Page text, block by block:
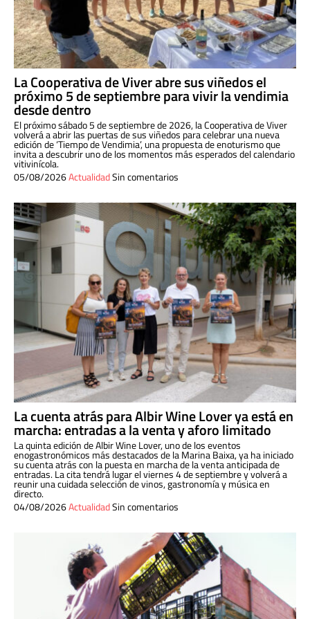
La Cooperativa de Viver abre sus viñedos el
próximo 5 de septiembre para vivir la vendimia
desde dentro
El próximo sábado 5 de septiembre de 2026, la Cooperativa de Viver
volverá a abrir las puertas de sus viñedos para celebrar una nueva
edición de ‘Tiempo de Vendimia’, una propuesta de enoturismo que
invita a descubrir uno de los momentos más esperados del calendario
vitivinícola.
05/08/2026ActualidadSin comentarios
La cuenta atrás para Albir Wine Lover ya está en
marcha: entradas a la venta y aforo limitado
La quinta edición de Albir Wine Lover, uno de los eventos
enogastronómicos más destacados de la Marina Baixa, ya ha iniciado
su cuenta atrás con la puesta en marcha de la venta anticipada de
entradas. La cita tendrá lugar el viernes 4 de septiembre y volverá a
reunir una cuidada selección de vinos, gastronomía y música en
directo.
04/08/2026ActualidadSin comentarios